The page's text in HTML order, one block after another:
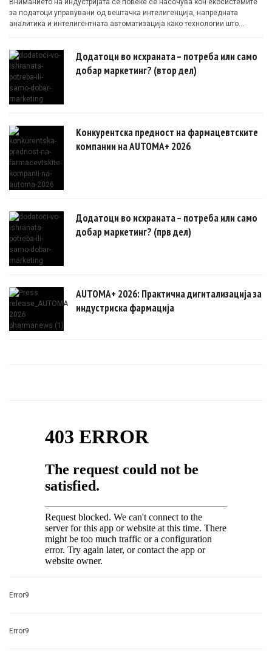
за податоци управувани од вештачка интелигенција, напредната
аналитика и интелигентната автоматизација како технологии што
Додатоци во исхраната – потреба или само
добар маркетинг? (втор дел)
Конкурентска предност на фармацевтските
компании на AUTOMA+ 2026
Додатоци во исхраната – потреба или само
добар маркетинг? (прв дел)
AUTOMA+ 2026: Практична дигитализација за
индустриска фармација
Error9
Error9